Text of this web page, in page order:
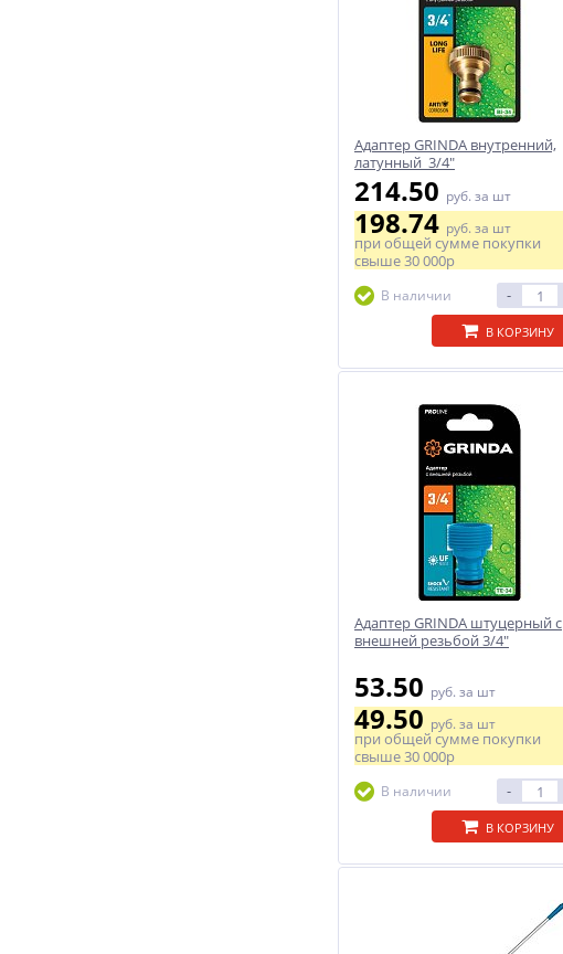
Адаптер GRINDA внутренний,
латунный 3/4"
214.50 руб. за шт
198.74руб. за шт
при общей сумме покупки
свыше30 000р
В наличии -
В КОРЗИНУ
Адаптер GRINDA штуцерный с
внешней резьбой 3/4"
53.50 руб. за шт
49.50руб. за шт
при общей сумме покупки
свыше30 000р
В наличии -
В КОРЗИНУ